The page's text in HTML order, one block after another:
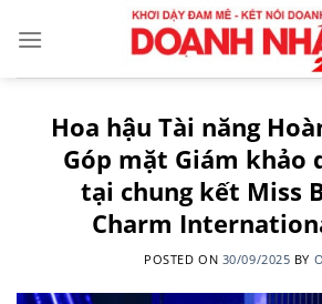
Hoa hậu Tài năng
Góp mặt Giám khảo
tại chung kết Miss
Charm
POSTED ON 30/09/2025 BY